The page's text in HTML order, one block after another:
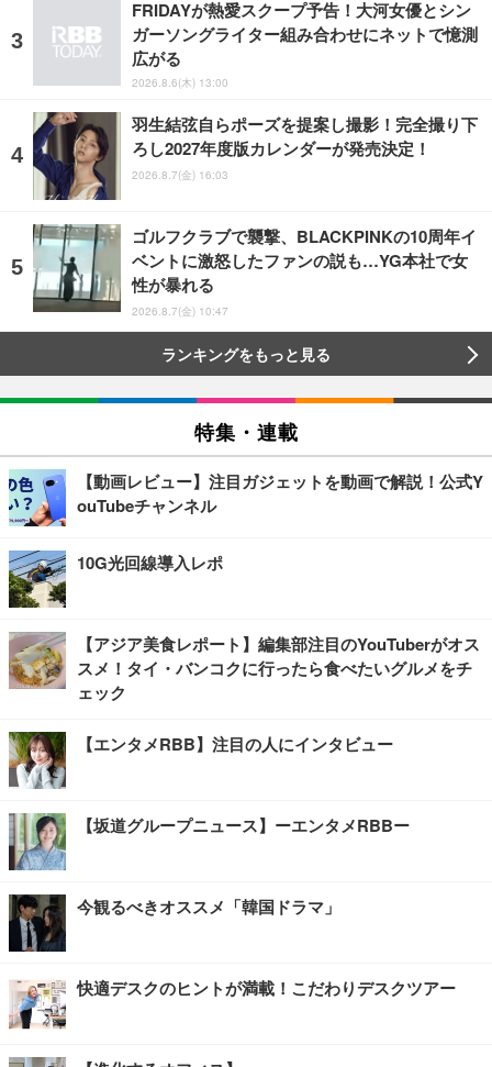
FRIDAYが熱愛スクープ予告！大河女優とシン
ガーソングライター組み合わせにネットで憶測
広がる
2026.8.6(木) 13:00
羽生結弦自らポーズを提案し撮影！完全撮り下
ろし2027年度版カレンダーが発売決定！
2026.8.7(金) 16:03
ゴルフクラブで襲撃、BLACKPINKの10周年イ
ベントに激怒したファンの説も…YG本社で女
性が暴れる
2026.8.7(金) 10:47
ランキングをもっと見る
特集・連載
【動画レビュー】注目ガジェットを動画で解説！公式Y
ouTubeチャンネル
10G光回線導入レポ
【アジア美食レポート】編集部注目のYouTuberがオス
スメ！タイ・バンコクに行ったら食べたいグルメをチ
ェック
【エンタメRBB】注目の人にインタビュー
【坂道グループニュース】ーエンタメRBBー
今観るべきオススメ「韓国ドラマ」
快適デスクのヒントが満載！こだわりデスクツアー